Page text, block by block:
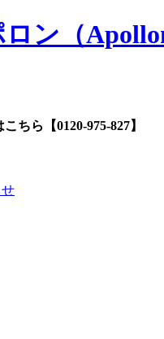
ン（
ちら【0120-975-827】